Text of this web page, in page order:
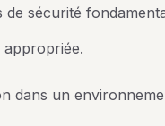
sécurité
appropriée.
dans un